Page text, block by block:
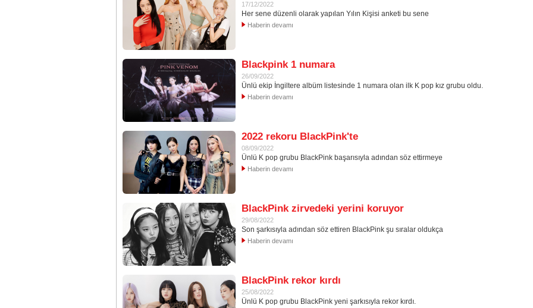
17/12/2022
Her sene düzenli olarak yapılan Yılın Kişisi anketi bu sene
Haberin devamı
Blackpink 1 numara
26/09/2022
Ünlü ekip İngiltere albüm listesinde 1 numara olan ilk K pop kız grubu oldu.
Haberin devamı
2022 rekoru BlackPink'te
08/09/2022
Ünlü K pop grubu BlackPink başarısıyla adından söz ettirmeye
Haberin devamı
BlackPink zirvedeki yerini koruyor
29/08/2022
Son şarkısıyla adından söz ettiren BlackPink şu sıralar oldukça
Haberin devamı
BlackPink rekor kırdı
25/08/2022
Ünlü K pop grubu BlackPink yeni şarkısıyla rekor kırdı.